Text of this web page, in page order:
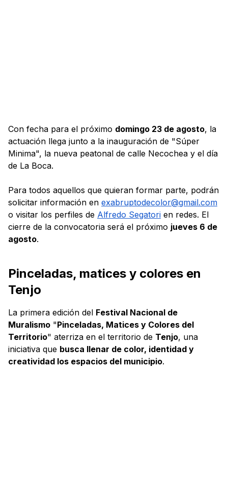
Con fecha para el próximo domingo 23 de agosto, la
actuación llega junto a la inauguración de "Súper
Minima", la nueva peatonal de calle Necochea y el día
de La Boca.
Para todos aquellos que quieran formar parte, podrán
solicitar información en exabruptodecolor@gmail.com
o visitar los perfiles de Alfredo Segatori en redes. El
cierre de la convocatoria será el próximo jueves 6 de
agosto.
Pinceladas, matices y colores en
Tenjo
La primera edición del Festival Nacional de
Muralismo "Pinceladas, Matices y Colores del
Territorio" aterriza en el territorio de Tenjo, una
iniciativa que busca llenar de color, identidad y
creatividad los espacios del municipio.